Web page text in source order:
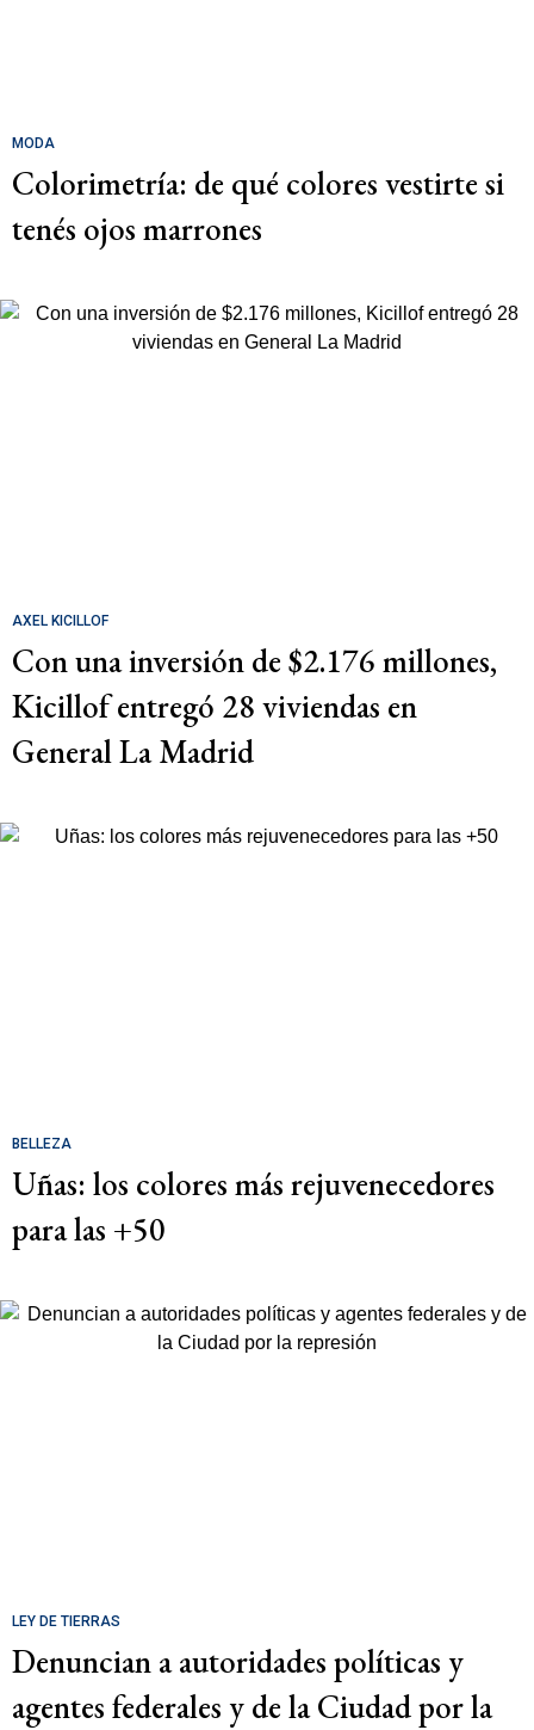
MODA
Colorimetría: de qué colores vestirte si
tenés ojos marrones
AXEL KICILLOF
Con una inversión de $2.176 millones,
Kicillof entregó 28 viviendas en
General La Madrid
BELLEZA
Uñas: los colores más rejuvenecedores
para las +50
LEY DE TIERRAS
Denuncian a autoridades políticas y
agentes federales y de la Ciudad por la